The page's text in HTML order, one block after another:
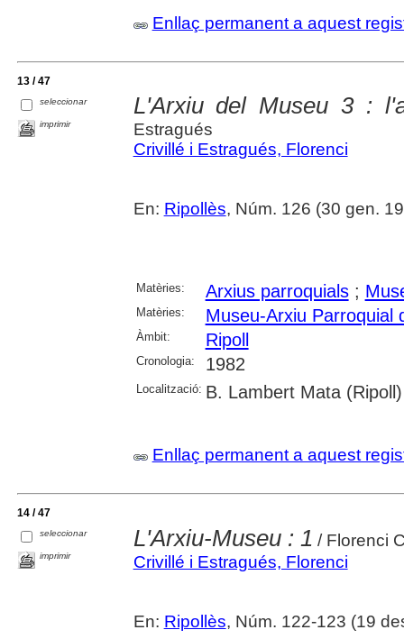
Enllaç permanent a aquest
13 / 47
seleccionar
imprimir
L'Arxiu del Museu 3 :
Estragués
Crivillé i Estragués, Florenci
En: Ripollès, Núm. 126 (30 gen.
Matèries: Arxius parroquials;
Matèries: Museu-Arxiu Parroquial
Àmbit: Ripoll
Cronologia: 1982
Localització: B. Lambert Mata (Ripoll)
Enllaç permanent a aquest
14 / 47
seleccionar
imprimir
L'Arxiu-Museu : 1 / Florenci
Crivillé i Estragués, Florenci
En: Ripollès, Núm. 122-123 (19